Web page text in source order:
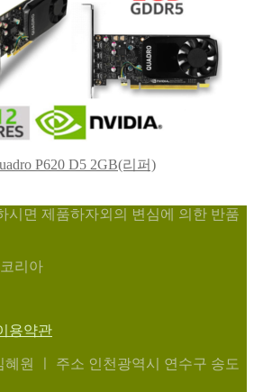
P620 D5 2GB(리퍼)
시면 제품하자외의 변심에 의한 반품
리아
용약관
혜원
주소 인천광역시 연수구 송도